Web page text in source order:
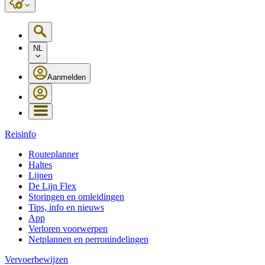
NL
Aanmelden
Reisinfo
Routeplanner
Haltes
Lijnen
De Lijn Flex
Storingen en omleidingen
Tips, info en nieuws
App
Verloren voorwerpen
Netplannen en perronindelingen
Vervoerbewijzen